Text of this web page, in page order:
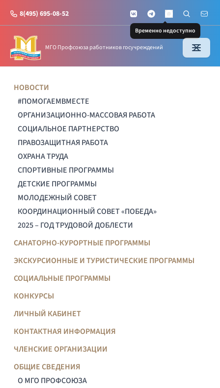
8(495) 695-08-52 VKontakteTelegramMAX
Временно недоступно
Поиск по
Почта
МГО Профсоюза работников госучреждений
НОВОСТИ
#ПОМОГАЕМВМЕСТЕ
ОРГАНИЗАЦИОННО-МАССОВАЯ РАБОТА
СОЦИАЛЬНОЕ ПАРТНЕРСТВО
ПРАВОЗАЩИТНАЯ РАБОТА
ОХРАНА ТРУДА
СПОРТИВНЫЕ ПРОГРАММЫ
ДЕТСКИЕ ПРОГРАММЫ
МОЛОДЕЖНЫЙ СОВЕТ
КООРДИНАЦИОННЫЙ СОВЕТ «ПОБЕДА»
2025 – ГОД ТРУДОВОЙ ДОБЛЕСТИ
САНАТОРНО-КУРОРТНЫЕ ПРОГРАММЫ
ЭКСКУРСИОННЫЕ И ТУРИСТИЧЕСКИЕ ПРОГРАММЫ
СОЦИАЛЬНЫЕ ПРОГРАММЫ
КОНКУРСЫ
ЛИЧНЫЙ КАБИНЕТ
КОНТАКТНАЯ ИНФОРМАЦИЯ
ЧЛЕНСКИЕ ОРГАНИЗАЦИИ
ОБЩИЕ СВЕДЕНИЯ
О МГО ПРОФСОЮЗА